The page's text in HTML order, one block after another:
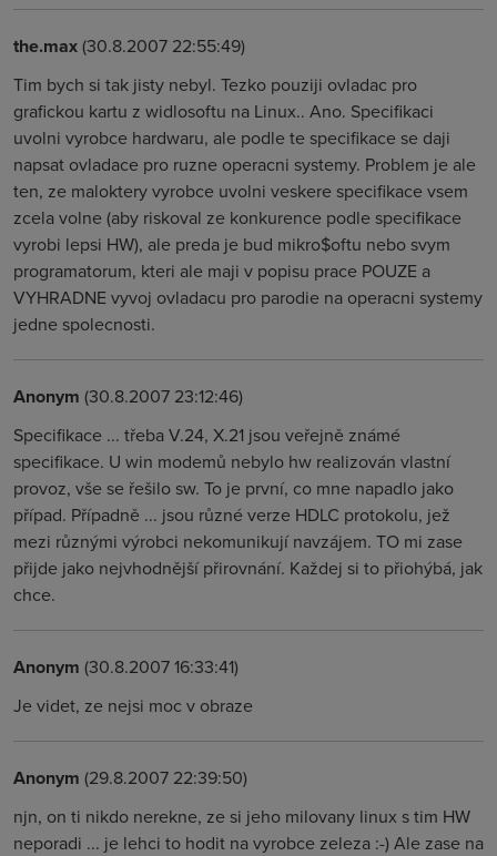
the.max(30.8.2007 22:55:49)
Tim bych si tak jisty nebyl. Tezko pouziji ovladac pro
grafickou kartu z widlosoftu na Linux.. Ano. Specifikaci
uvolni vyrobce hardwaru, ale podle te specifikace se daji
napsat ovladace pro ruzne operacni systemy. Problem je ale
ten, ze maloktery vyrobce uvolni veskere specifikace vsem
zcela volne (aby riskoval ze konkurence podle specifikace
vyrobi lepsi HW), ale preda je bud mikro$oftu nebo svym
programatorum, kteri ale maji v popisu prace POUZE a
VYHRADNE vyvoj ovladacu pro parodie na operacni systemy
jedne spolecnosti.
Anonym (30.8.2007 23:12:46)
Specifikace ... třeba V.24, X.21 jsou veřejně známé
specifikace. U win modemů nebylo hw realizován vlastní
provoz, vše se řešilo sw. To je první, co mne napadlo jako
případ. Případně ... jsou různé verze HDLC protokolu, jež
mezi různými výrobci nekomunikují navzájem. TO mi zase
přijde jako nejvhodnější přirovnání. Každej si to přiohýbá, jak
chce.
Anonym (30.8.2007 16:33:41)
Je videt, ze nejsi moc v obraze
Anonym (29.8.2007 22:39:50)
njn, on ti nikdo nerekne, ze si jeho milovany linux s tim HW
neporadi ... je lehci to hodit na vyrobce zeleza :-) Ale zase na